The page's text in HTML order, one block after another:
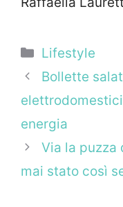
Categorie
Lifestyle
Bollette
energia
Via la puzza
mai stato così